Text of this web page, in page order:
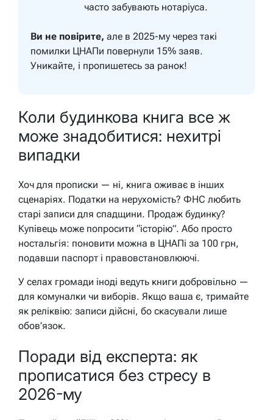
часто забувають нотаріуса.
Ви не повірите, але в 2025-му через такі
помилки ЦНАПи повернули 15% заяв.
Уникайте, і пропишетесь за ранок!
Коли будинкова книга все ж
може знадобитися: нехитрі
випадки
Хоч для прописки — ні, книга оживає в інших
сценаріях. Податки на нерухомість? ФНС любить
старі записи для спадщини. Продаж будинку?
Купівець може попросити “історію”. Або просто
ностальгія: поновити можна в ЦНАПі за 100 грн,
подавши паспорт і правовстановлюючі.
У селах громади іноді ведуть книги добровільно —
для комуналки чи виборів. Якщо ваша є, тримайте
як реліквію: записи дійсні, бо скасували лише
обов’язок.
Поради від експерта: як
прописатися без стресу в
2026-му